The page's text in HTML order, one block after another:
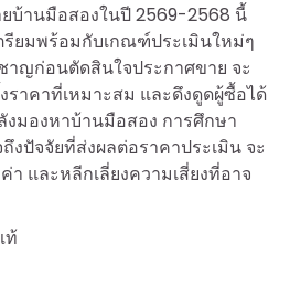
บ้านมือสองในปี 2569-2568 นี้
รียมพร้อมกับเกณฑ์ประเมินใหม่ๆ
าญก่อนตัดสินใจประกาศขาย จะ
าคาที่เหมาะสม และดึงดูดผู้ซื้อได้
งมองหาบ้านมือสอง การศึกษา
งปัจจัยที่ส่งผลต่อราคาประเมิน จะ
และหลีกเลี่ยงความเสี่ยงที่อาจ
ท้